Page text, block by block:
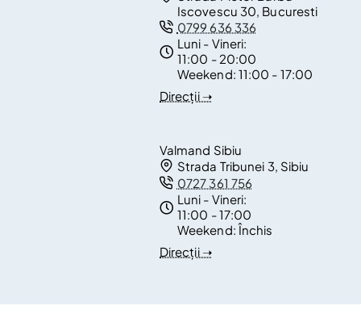
Iscovescu 30, Bucuresti
0799 636 336
Luni - Vineri:
11:00 - 20:00
Weekend: 11:00 - 17:00
Direcții ➝
Valmand Sibiu
Strada Tribunei 3, Sibiu
0727 361 756
Luni - Vineri:
11:00 - 17:00
Weekend:Închis
Direcții ➝